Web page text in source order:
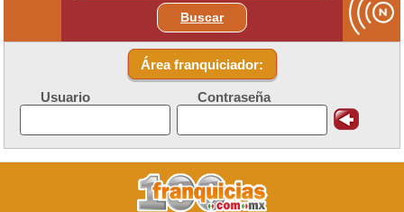
Buscar
Área franquiciador:
Usuario Contraseña